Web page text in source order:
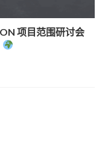
项目范围研讨会